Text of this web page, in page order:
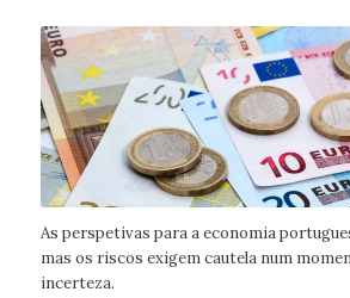
As perspetivas para a economia
mas os riscos exigem cautela num
incerteza.